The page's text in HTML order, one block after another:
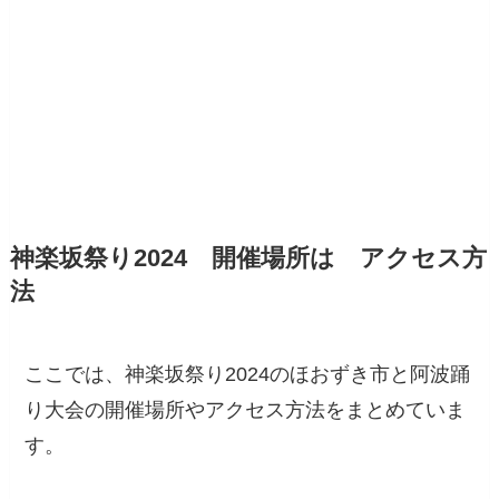
神楽坂祭り2024 開催場所は アクセス方
法
ここでは、神楽坂祭り2024のほおずき市と阿波踊
り大会の開催場所やアクセス方法をまとめていま
す。